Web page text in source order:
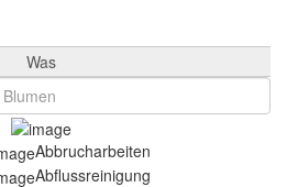
Was
Abbrucharbeiten
Abflussreinigung